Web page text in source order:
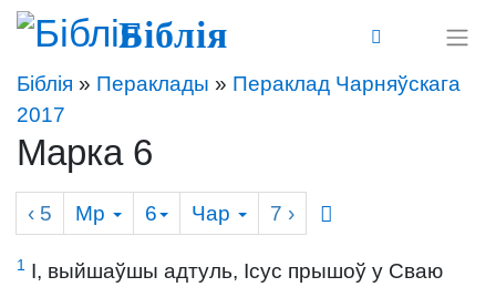
Біблія
Біблія » Пераклады » Пераклад Чарняўскага
2017
Марка 6
‹ 5 Мр 6 Чар 7 ›
1 І, выйшаўшы адтуль, Ісус прышоў у Сваю